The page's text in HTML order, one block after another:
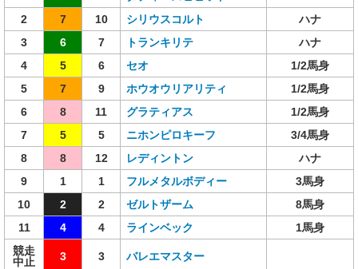
2
7 10 シリウスコルト
ハナ
3
6 7 トランキリテ
ハナ
4
5 6 セオ
1/2馬身
5
7 9 ホウオウリアリティ
1/2馬身
6
8 11 グラティアス
1/2馬身
7
5 5 ニホンピロキーフ
3/4馬身
8
8 12 レディントン
ハナ
9
1 1 フルメタルボディー
3馬身
10
2 2 ゼルトザーム
8馬身
11
4 4 ラインベック
1馬身
競走
中止
3 3 バレエマスター